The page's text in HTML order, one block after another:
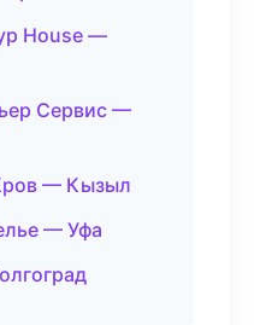
House —
Сервис —
— Кызыл
— Уфа